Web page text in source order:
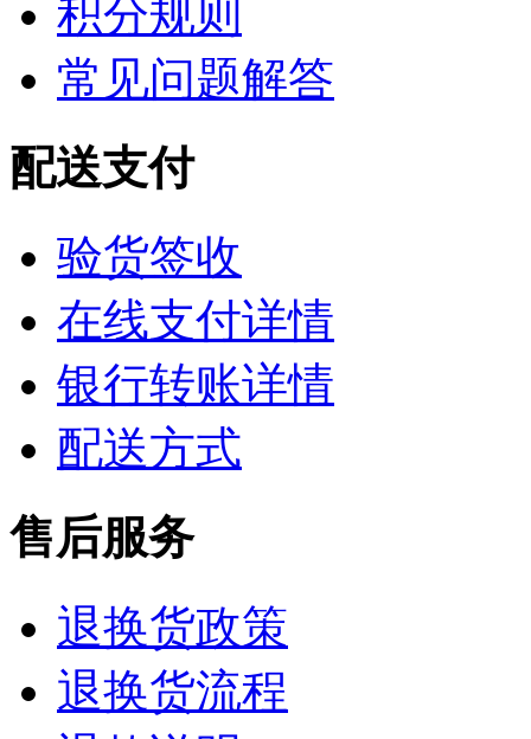
积分规则
常见问题解答
配送支付
验货签收
在线支付详情
银行转账详情
配送方式
售后服务
退换货政策
退换货流程